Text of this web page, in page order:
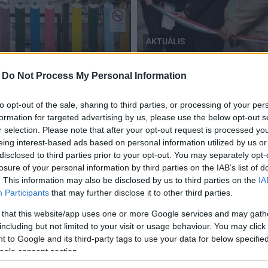
Do Not Process My Personal Information
opt-out of the sale, sharing to third parties, or processing of your
for targeted advertising by us, please use the below opt-out
selection. Please note that after your opt-out request is processed
interest-based ads based on personal information utilized by us
to third parties prior to your opt-out. You may separately
of your personal information by third parties on the IAB’s list of
This information may also be disclosed by us to third parties on the
Participants that may further disclose it to other third parties.
that this website/app uses one or more Google services and may
but not limited to your visit or usage behaviour. You may
to Google and its third-party tags to use your data for below
consent section.
Napsugár Óvoda
AKTUÁLIS
Már nem okoz problémát
Régóta várt beruházás indult Tolnán
2019.07.03